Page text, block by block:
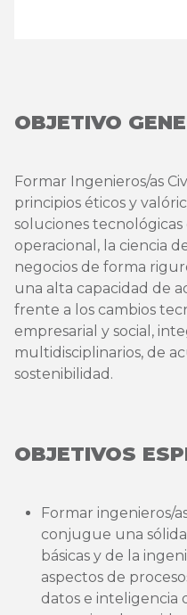
OBJETIVO
Formar Ingenieros/as
principios éticos y
soluciones
operacional, la ciencia
negocios de forma
una alta capacidad de
frente a los cambios
empresarial y social,
multidisciplinarios, de
sostenibilidad.
OBJETIVOS
Formar ingenieros/
conjugue una
básicas y de la
aspectos de
datos e inteligencia